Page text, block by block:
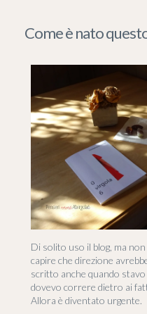
Come è nato
Di solito uso il blog, ma
capire che direzione
scritto anche quando
dovevo correre dietro ai
Allora è diventato urgente.